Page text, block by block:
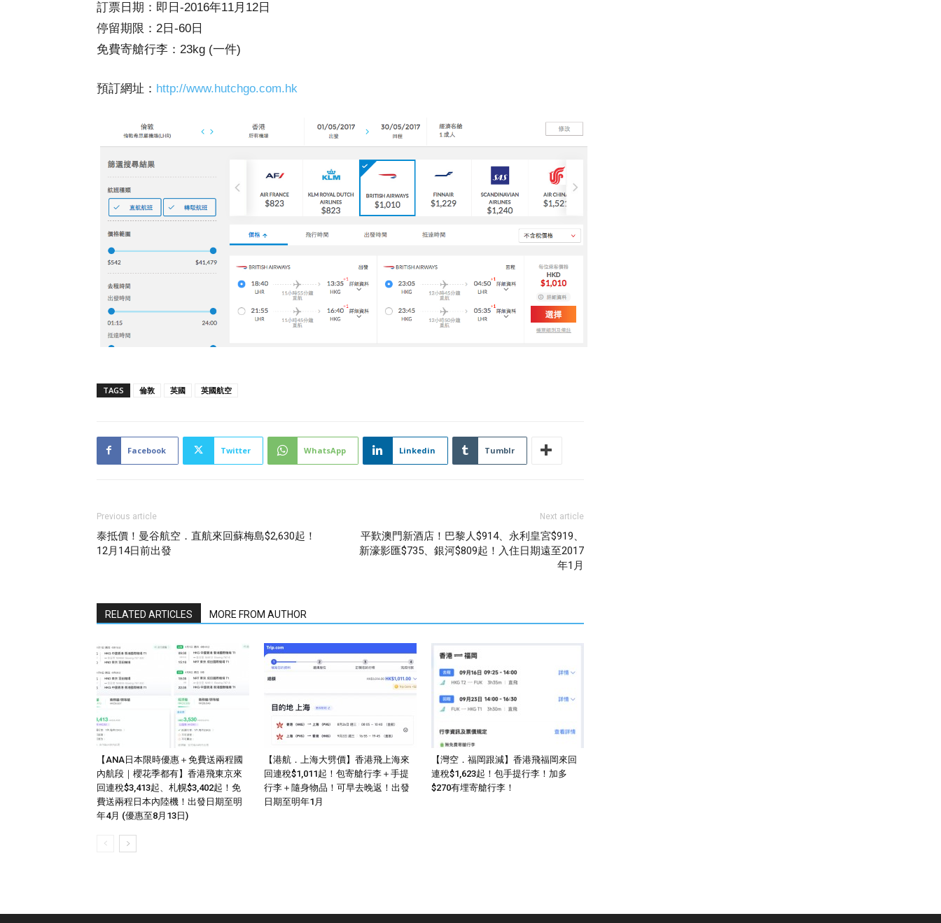
訂票日期：即日-2016年11月12日
停留期限：2日-60日
免費寄艙行李：23kg (一件)
預訂網址： http://www.hutchgo.com.hk
TAGS 倫敦 英國 英國航空
Facebook Twitter WhatsApp Linkedin Tumblr
Previous article
泰抵價！曼谷航空．直航來回蘇梅島$2,630起！
12月14日前出發
Next article
平歎澳門新酒店！巴黎人$914、永利皇宮$919、
新濠影匯$735、銀河$809起！入住日期遠至2017
年1月
RELATED ARTICLES MORE FROM AUTHOR
【ANA日本限時優惠＋免費送兩程國
內航段｜櫻花季都有】香港飛東京來
回連稅$3,413起、札幌$3,402起！免
費送兩程日本內陸機！出發日期至明
年4月 (優惠至8月13日)
【港航．上海大劈價】香港飛上海來
回連稅$1,011起！包寄艙行李＋手提
行李＋隨身物品！可早去晚返！出發
日期至明年1月
【灣空．福岡跟減】香港飛福岡來回
連稅$1,623起！包手提行李！加多
$270有埋寄艙行李！